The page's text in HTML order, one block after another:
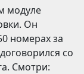
модуле
Он
номерах за
со
Смотри: